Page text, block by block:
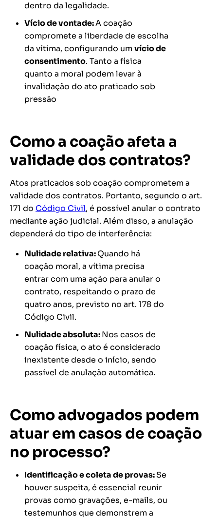
dentro da legalidade​.
Vício de vontade:A coação
compromete a liberdade de escolha
da vítima, configurando umvício de
consentimento. Tanto a física
quanto a moral podem levar à
invalidação do ato praticado sob
pressão​
Como a coação afeta a
validade dos contratos?
Atos praticados sob coação comprometem a
validade dos contratos. Portanto, segundo o art.
171 do Código Civil, é possível anular o contrato
mediante ação judicial. Além disso, a anulação
dependerá do tipo de interferência:
Nulidade relativa:Quando há
coação moral, a vítima precisa
entrar com uma ação para anular o
contrato, respeitando o prazo de
quatro anos, previsto no art. 178 do
Código Civil.
Nulidade absoluta:Nos casos de
coação física, o ato é considerado
inexistente desde o início, sendo
passível de anulação automática.
Como advogados podem
atuar em casos de coação
no processo?
Identificação e coleta de provas:Se
houver suspeita, é essencial reunir
provas como gravações, e-mails, ou
testemunhos que demonstrem a